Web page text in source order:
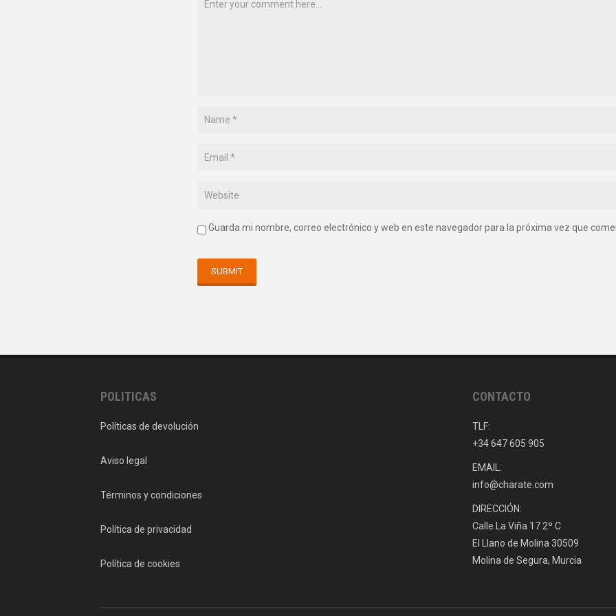
Guarda mi nombre, correo electrónico y web en este navegador para la próxima vez que
POLITICAS
Políticas de devolución
Aviso legal
Términos y condiciones
Política de privacidad
Política de cookies
CONTACTO
TLF:
+34 647 605 905
EMAIL:
info@charate.com
DIRECCIÓN:
Calle La Viña 17 2º C
El Llano de Molina 30509
Molina de Segura, Murcia